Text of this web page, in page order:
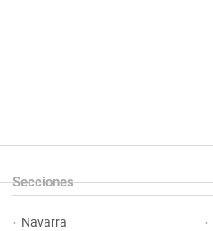
Secciones
Navarra